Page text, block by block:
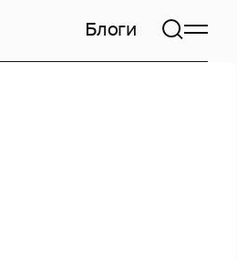
Блоги